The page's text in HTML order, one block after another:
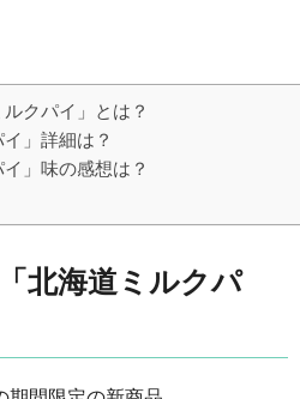
クパイ」とは？
」詳細は？
」味の感想は？
北海道ミルクパ